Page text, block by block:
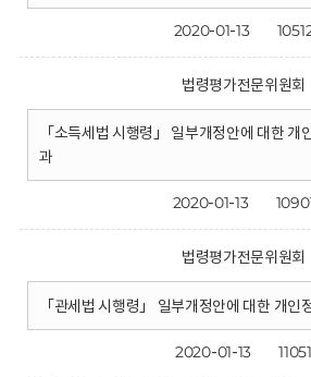
2020-01-13
법령평가전문위원회
「소득세법 시행령」 일부개정안에 대한 개
과
2020-01-13
법령평가전문위원회
「관세법 시행령」 일부개정안에 대한 개인
2020-01-13 11051